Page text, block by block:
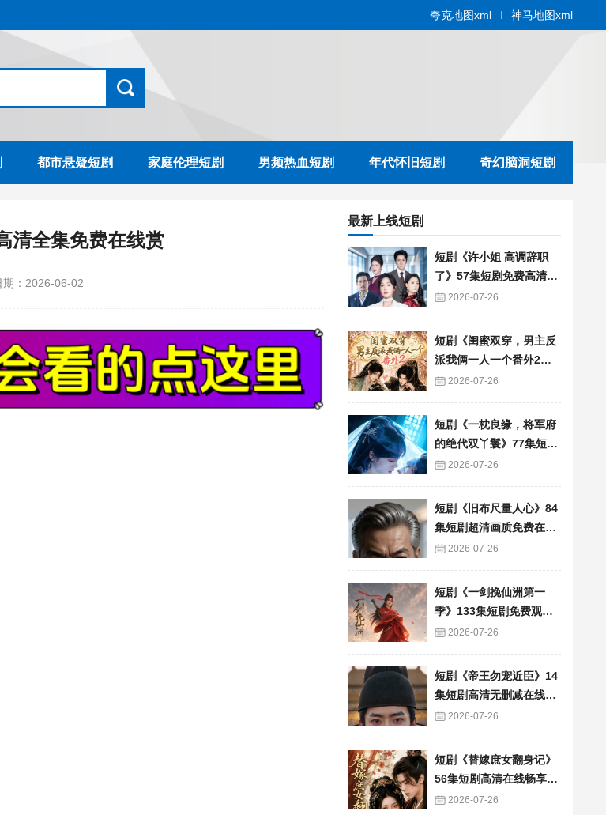
夸克地图xml 神马地图xml
都市悬疑短剧 家庭伦理短剧 男频热血短剧 年代怀旧短剧 奇幻脑洞短剧
清全集免费在线赏
期： 2026-06-02
最新上线短剧
短剧《许小姐 高调辞职
了》57集短剧免费高清在
线播放
2026-07-26
短剧《闺蜜双穿，男主反
派我俩一人一个番外2》6
0集短剧高清完整版免费
2026-07-26
短剧《一枕良缘，将军府
的绝代双丫鬟》77集短剧
完整版免费畅享
2026-07-26
短剧《旧布尺量人心》84
集短剧超清画质免费在线
追 2026-07-26
短剧《一剑挽仙洲第一
季》133集短剧免费观看
完整版资源
2026-07-26
短剧《帝王勿宠近臣》14
集短剧高清无删减在线观
看 2026-07-26
短剧《替嫁庶女翻身记》
56集短剧高清在线畅享全
集 2026-07-26